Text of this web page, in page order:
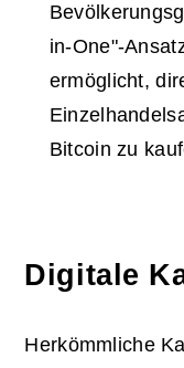
in-One"-
ermöglicht,
Bitcoin zu
Digitale
Herkömmliche